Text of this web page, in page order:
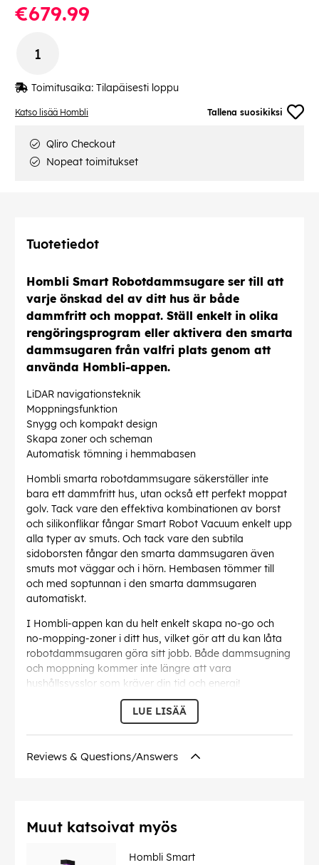
Katso lisää Hombli Tallena suosikiksi
€679.99
Toimitusaika: Tilapäisesti loppu
Qliro Checkout
Nopeat toimitukset
Tuotetiedot
Hombli Smart Robotdammsugare ser till att
varje önskad del av ditt hus är både
dammfritt och moppat. Ställ enkelt in olika
rengöringsprogram eller aktivera den smarta
dammsugaren från valfri plats genom att
använda Hombli-appen.
LiDAR navigationsteknik
Moppningsfunktion
Snygg och kompakt design
Skapa zoner och scheman
Automatisk tömning i hemmabasen
Hombli smarta robotdammsugare säkerställer inte
bara ett dammfritt hus, utan också ett perfekt moppat
golv. Tack vare den effektiva kombinationen av borst
och silikonflikar fångar Smart Robot Vacuum enkelt upp
alla typer av smuts. Och tack vare den subtila
sidoborsten fångar den smarta dammsugaren även
smuts mot väggar och i hörn. Hembasen tömmer till
och med soptunnan i den smarta dammsugaren
automatiskt.
I Hombli-appen kan du helt enkelt skapa no-go och
no-mopping-zoner i ditt hus, vilket gör att du kan låta
robotdammsugaren göra sitt jobb. Både dammsugning
och moppning kommer inte längre att vara
hushållssysslor som kräver din tid och energi!
Hombli smart robotdammsugare använder avancerad
LiDAR-navigeringsteknik för att skanna dina rum. På så
sätt kan den smarta dammsugaren kartlägga rummen i
ditt hus, som du kan hantera och namnge i Hombli-
dammsugaren att självständigt navigera genom ditt
LUE LISÄÄ
Reviews & Questions/Answers
Muut katsoivat myös
Hombli Smart